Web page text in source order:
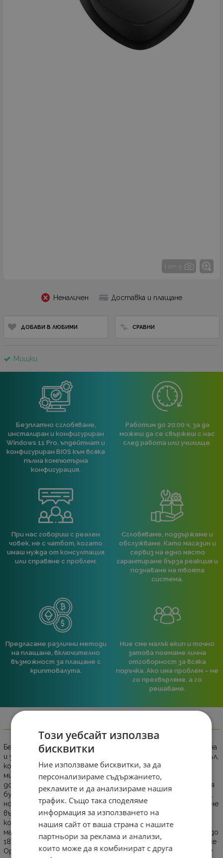
1 от 5
Неналичен Доставка и плащане
ДОБАВИ В ЛЮБИМИ СРАВНИ
Мишки
Безплатно сглобяване,
инсталиран и конфигуриран
Windows 11 Pro, ъпдейтнат и
конфигуриран BIOS към всяка
пълна компютърна
конфигурация.
Работим до 20:00 ч, за да
можеш да се свържеш с нас
след работа или училище.
При нас говориш с реален
човек, не с чатбот, когато
имаш нужда от консултация
или справяне с проблем.
Сглобяваме, поддържаме и
обслужваме. Като магазин и
сервиз на едно място
гарантираме бърза реакция и
познаване на твоята
система.
Предлагаме различни методи
на плащане, включително
възможност за плащане с
криптовалута.
Ние сме малък екип и точно
затова поемаме лична
отговорност за всяка
поръчка. Ако има проблем – не
го прехвърляме, а го
решаваме.
Информация
Безжичната мишка HP 285 Silent Wireless осигурява надеждна
и удобна работа с 2,4-GHz безжична връзка чрез USB донгъл,
който може да бъде удобно съхраняван в корпуса на
мишката при пренасяне. Благодарение на технологията за
до 90% намаляване на шума при натискане на левия и десния
бутон, мишката запазва познатото усещане при кликване,
но без излишен шум, което я прави подходяща за използване
във всякакви среди. Ергономичният дизайн осигурява
комфорт през целия ден и ви позволява да работите
максимално продуктивно. С дълъг живот на батерията - до
18 месеца - мишката е винаги готова за употреба, а HP Blue
Optical Technology гарантира прецизно проследяване върху
Този уебсайт използва
бисквитки
Ние използваме бисквитки, за да
персонализираме съдържанието,
рекламите и да анализираме нашия
трафик. Също така споделяме
информация за използването на
нашия сайт от ваша страна с нашите
партньори за реклама и анализи,
които може да я комбинират с друга